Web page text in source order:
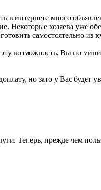
в интернете много
Некоторые хозяева уже
самостоятельно из
возможность, Вы по
но зато у Вас
Теперь, прежде чем